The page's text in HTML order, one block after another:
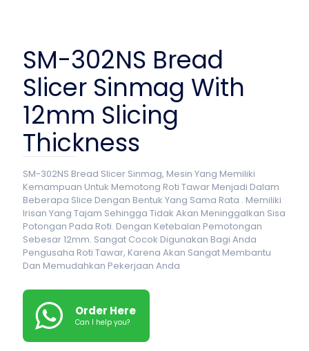
SM-302NS Bread
Slicer Sinmag With
12mm Slicing
Thickness
SM-302NS Bread Slicer Sinmag, Mesin Yang Memiliki
Kemampuan Untuk Memotong Roti Tawar Menjadi Dalam
Beberapa Slice Dengan Bentuk Yang Sama Rata . Memiliki
Irisan Yang Tajam Sehingga Tidak Akan Meninggalkan Sisa
Potongan Pada Roti. Dengan Ketebalan Pemotongan
Sebesar 12mm. Sangat Cocok Digunakan Bagi Anda
Pengusaha Roti Tawar, Karena Akan Sangat Membantu
Dan Memudahkan Pekerjaan Anda
Order Here
Can I help you?